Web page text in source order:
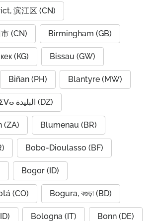
滨江区 (CN)
(CN) Birmingham (GB)
(KG) Bissau (GW)
Biñan (PH) Blantyre (MW)
Blida, ⵍⴻⴱⵍⵉⴸⴰ البليدة (DZ)
(ZA) Blumenau (BR)
Bobo-Dioulasso (BF)
Bogor (ID)
(CO) Bogura, বগুড়া (BD)
Bologna (IT) Bonn (DE)